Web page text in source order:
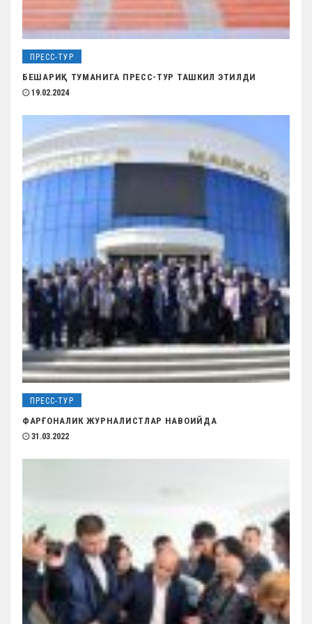
ПРЕСС-ТУР
БЕШАРИҚ ТУМАНИГА ПРЕСС-ТУР ТАШКИЛ ЭТИЛДИ
19.02.2024
ПРЕСС-ТУР
ФАРҒОНАЛИК ЖУРНАЛИСТЛАР НАВОИЙДА
31.03.2022